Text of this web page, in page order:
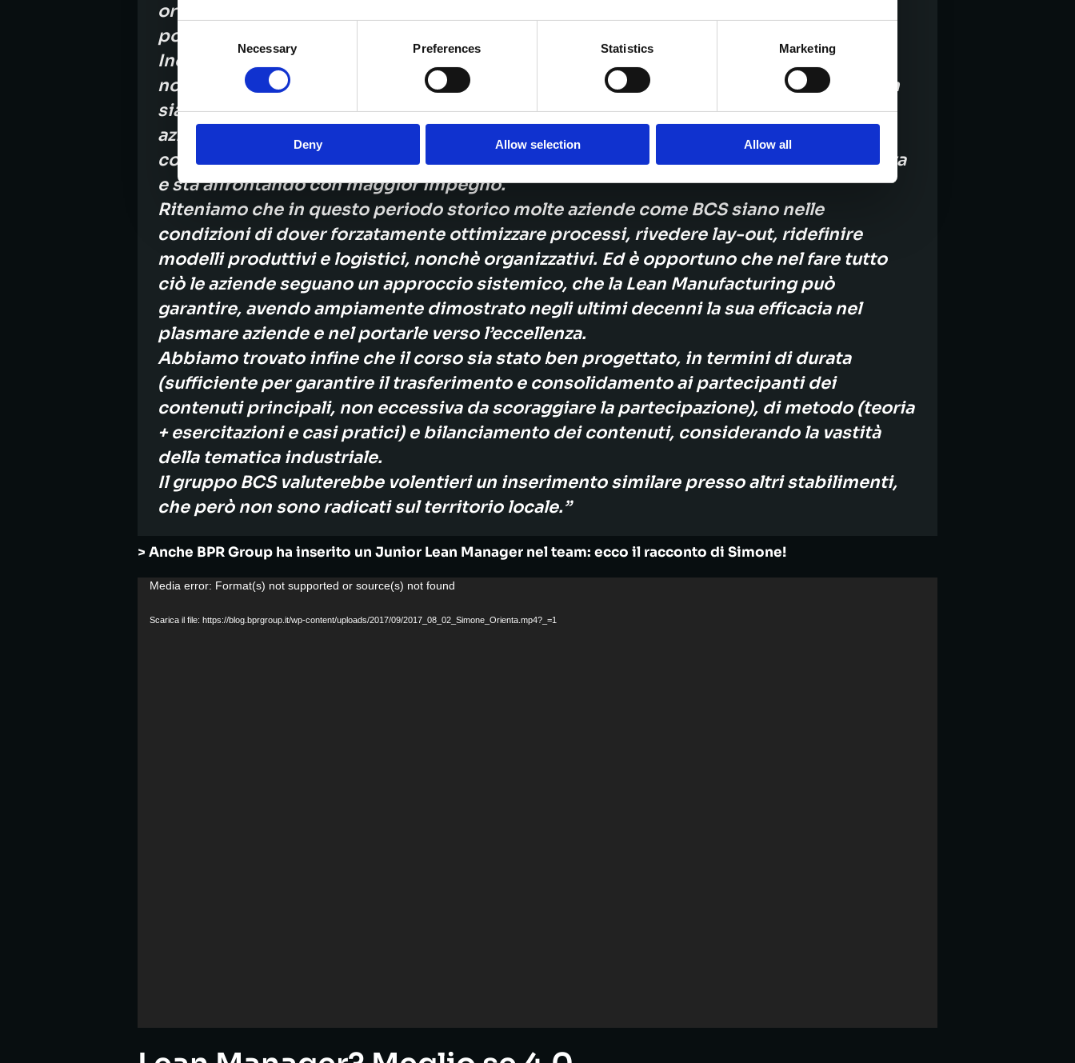
Consent
Necessary Preferences Statistics Marketing
Deny Allow selection Allow all
organizzativa, che siano disposti a seguire un percorso specialistico post-diploma o
post-laurea da spendere successivamente in azienda.
Inoltre, sappiamo bene che la preparazione scolastica od accademica dei ragazzi,
nonostante si stia vedendo un cambiamento di direzione negli ultimi anni, ancora non
sia sufficiente per garantire un inserimento adeguato nelle strutture organizzative
aziendali. Abbiamo trovato che il percorso formativo, fosse particolarmente calzante
con le esigenze aziendali, poichè orientato agli stessi temi che BCS in particolare stava
e sta affrontando con maggior impegno.
Riteniamo che in questo periodo storico molte aziende come BCS siano nelle
condizioni di dover forzatamente ottimizzare processi, rivedere lay-out, ridefinire
modelli produttivi e logistici, nonchè organizzativi. Ed è opportuno che nel fare tutto
ciò le aziende seguano un approccio sistemico, che la Lean Manufacturing può
garantire, avendo ampiamente dimostrato negli ultimi decenni la sua efficacia nel
plasmare aziende e nel portarle verso l’eccellenza.
Abbiamo trovato infine che il corso sia stato ben progettato, in termini di durata
(sufficiente per garantire il trasferimento e consolidamento ai partecipanti dei
contenuti principali, non eccessiva da scoraggiare la partecipazione), di metodo (teoria
+ esercitazioni e casi pratici) e bilanciamento dei contenuti, considerando la vastità
della tematica industriale.
Il gruppo BCS valuterebbe volentieri un inserimento similare presso altri stabilimenti,
che però non sono radicati sul territorio locale.”
> Anche BPR Group ha inserito un Junior Lean Manager nel team: ecco il racconto di Simone!
Video
Media error: Format(s) not supported or source(s) not found
Scarica il file: https://blog.bprgroup.it/wp-content/uploads/2017/09/2017_08_02_Simone_Orienta.mp4?_=1